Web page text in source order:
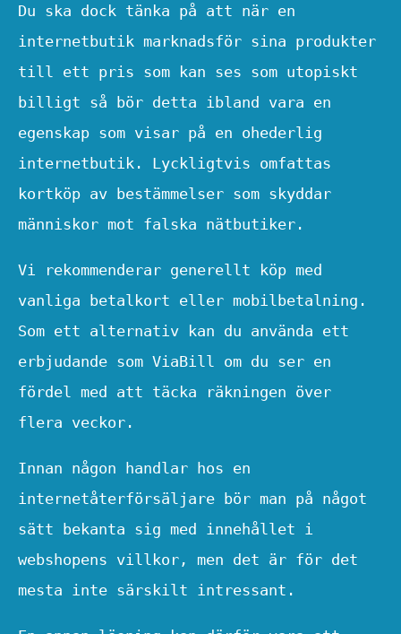
Du ska dock tänka på att när en
internetbutik marknadsför sina produkter
till ett pris som kan ses som utopiskt
billigt så bör detta ibland vara en
egenskap som visar på en ohederlig
internetbutik. Lyckligtvis omfattas
kortköp av bestämmelser som skyddar
människor mot falska nätbutiker.
Vi rekommenderar generellt köp med
vanliga betalkort eller mobilbetalning.
Som ett alternativ kan du använda ett
erbjudande som ViaBill om du ser en
fördel med att täcka räkningen över
flera veckor.
Innan någon handlar hos en
internetåterförsäljare bör man på något
sätt bekanta sig med innehållet i
webshopens villkor, men det är för det
mesta inte särskilt intressant.